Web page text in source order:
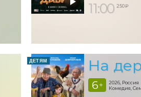
11:00 250 ₽
ДЕТЯМ На
6 +
2026, Россия
Комедия,